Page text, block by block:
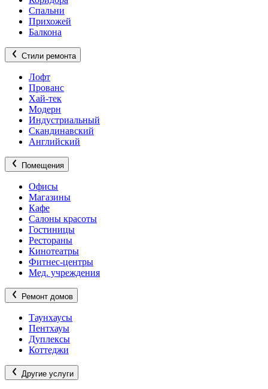
Спальни
Прихожей
Балкона
Стили ремонта
Лофт
Прованс
Хай-тек
Модерн
Индустриальный
Скандинавский
Английский
Помещения
Офисы
Магазины
Кафе
Салоны красоты
Гостиницы
Рестораны
Кинотеатры
Фитнес-центры
Мед. учреждения
Ремонт домов
Таунхаусы
Пентхауы
Дуплексы
Коттеджи
Другие услуги